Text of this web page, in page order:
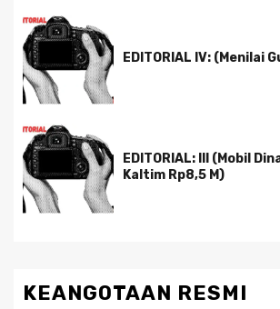
EDITORIAL IV: (Menilai
EDITORIAL: III (Mobil
Kaltim Rp8,5 M)
KEANGOTAAN RESMI